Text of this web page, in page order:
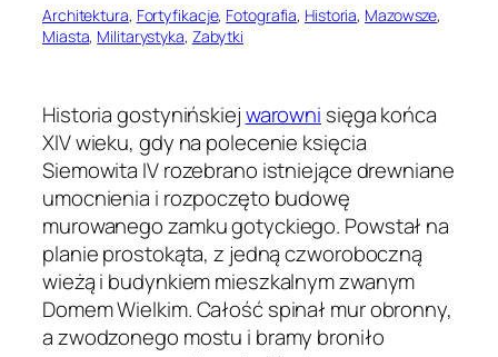
Architektura, Fortyfikacje, Fotografia, Historia, Mazowsze
Miasta, Militarystyka, Zabytki
Historia gostynińskiejwarowni sięga końca
XIV wieku, gdy na polecenie księcia
Siemowita IV rozebrano istniejące drewniane
umocnienia i rozpoczęto budowę
murowanego zamku gotyckiego. Powstał na
planie prostokąta, z jedną czworoboczną
wieżą i budynkiem mieszkalnym zwanym
Domem Wielkim. Całość spinał mur obronny,
a zwodzonego mostu i bramy broniło